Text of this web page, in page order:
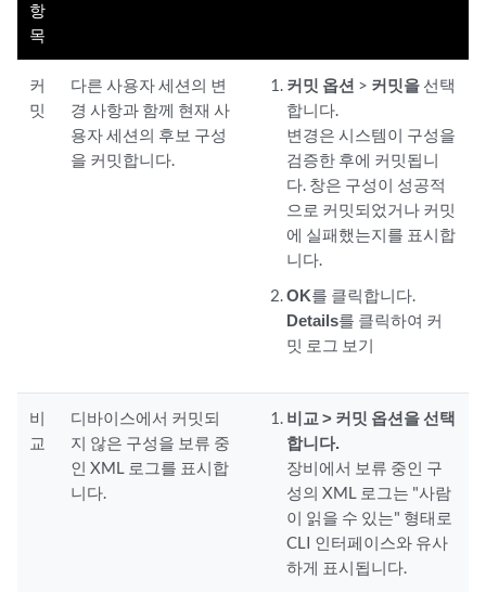
항
목
커
밋
다른 사용자 세션의 변
경 사항과 함께 현재 사
용자 세션의 후보 구성
을 커밋합니다.
커밋 옵션 > 커밋을선택
합니다.
변경은 시스템이 구성을
검증한 후에 커밋됩니
다. 창은 구성이 성공적
으로 커밋되었거나 커밋
에 실패했는지를 표시합
니다.
OK를 클릭합니다.
Details를 클릭하여 커
밋 로그 보기
비
교
디바이스에서 커밋되
지 않은 구성을 보류 중
인 XML 로그를 표시합
니다.
비교 > 커밋 옵션을선택
합니다.
장비에서 보류 중인 구
성의 XML 로그는 "사람
이 읽을 수 있는" 형태로
CLI 인터페이스와 유사
하게 표시됩니다.